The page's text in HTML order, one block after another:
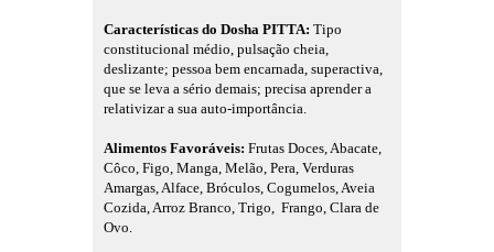
Características do Dosha PITTA: Tipo
constitucional médio, pulsação cheia,
deslizante; pessoa bem encarnada, superactiva,
que se leva a sério demais; precisa aprender a
relativizar a sua auto-importância.
Alimentos Favoráveis: Frutas Doces, Abacate,
Côco, Figo, Manga, Melão, Pera, Verduras
Amargas, Alface, Bróculos, Cogumelos, Aveia
Cozida, Arroz Branco, Trigo, Frango, Clara de
Ovo.